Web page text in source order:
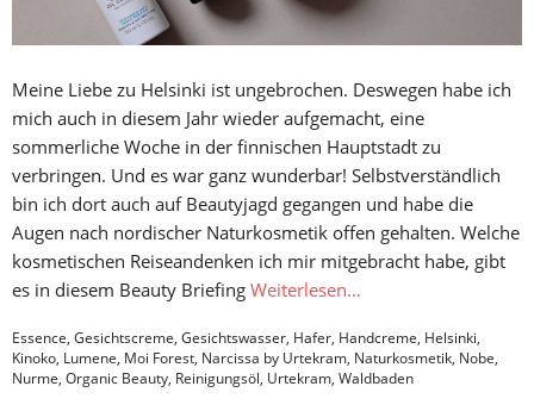
Meine Liebe zu Helsinki ist ungebrochen. Deswegen habe ich
mich auch in diesem Jahr wieder aufgemacht, eine
sommerliche Woche in der finnischen Hauptstadt zu
verbringen. Und es war ganz wunderbar! Selbstverständlich
bin ich dort auch auf Beautyjagd gegangen und habe die
Augen nach nordischer Naturkosmetik offen gehalten. Welche
kosmetischen Reiseandenken ich mir mitgebracht habe, gibt
es in diesem Beauty Briefing Weiterlesen…
Essence, Gesichtscreme, Gesichtswasser, Hafer, Handcreme, Helsinki,
Kinoko, Lumene, Moi Forest, Narcissa by Urtekram, Naturkosmetik, Nobe,
Nurme, Organic Beauty, Reinigungsöl, Urtekram, Waldbaden